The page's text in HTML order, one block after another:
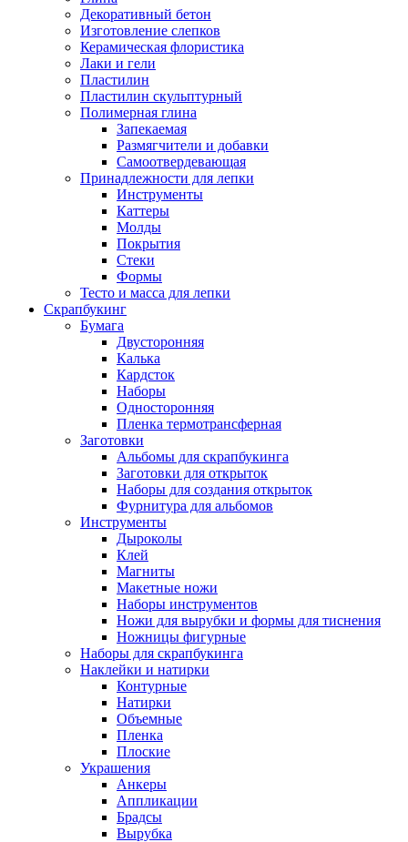
Декоративный бетон
Изготовление слепков
Керамическая флористика
Лаки и гели
Пластилин
Пластилин скульптурный
Полимерная глина
Запекаемая
Размягчители и добавки
Самоотвердевающая
Принадлежности для лепки
Инструменты
Каттеры
Молды
Покрытия
Стеки
Формы
Тесто и масса для лепки
Скрапбукинг
Бумага
Двусторонняя
Калька
Кардсток
Наборы
Односторонняя
Пленка термотрансферная
Заготовки
Альбомы для скрапбукинга
Заготовки для открыток
Наборы для создания открыток
Фурнитура для альбомов
Инструменты
Дыроколы
Клей
Магниты
Макетные ножи
Наборы инструментов
Ножи для вырубки и формы для тиснения
Ножницы фигурные
Наборы для скрапбукинга
Наклейки и натирки
Контурные
Натирки
Объемные
Пленка
Плоские
Украшения
Анкеры
Аппликации
Брадсы
Вырубка